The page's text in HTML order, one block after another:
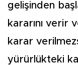
gelişinden
kararını verir
karar
yürürlükteki